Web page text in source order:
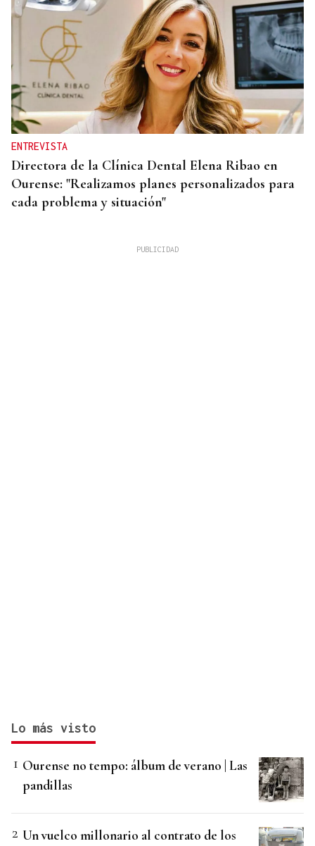
ENTREVISTA
Directora de la Clínica Dental Elena Ribao en
Ourense: "Realizamos planes personalizados para
cada problema y situación"
Lo más visto
Ourense no tempo: álbum de verano | Las
pandillas
Un vuelco millonario al contrato de los